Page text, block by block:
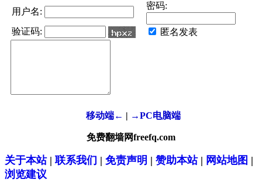
用户名:
密码:
验证码: 匿名发表
移动端← | →PC电脑端
免费翻墙网freefq.com
关于本站| 联系我们 | 免责声明 | 赞助本站| 网站地图 |
浏览建议